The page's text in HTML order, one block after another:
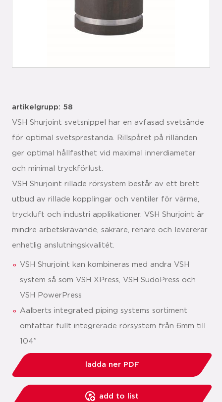
artikelgrupp: 58
VSH Shurjoint svetsnippel har en avfasad svetsände
för optimal svetsprestanda. Rillspåret på rilländen
ger optimal hållfasthet vid maximal innerdiameter
och minimal tryckförlust.
VSH Shurjoint rillade rörsystem består av ett brett
utbud av rillade kopplingar och ventiler för värme,
tryckluft och industri applikationer. VSH Shurjoint är
mindre arbetskrävande, säkrare, renare och levererar
enhetlig anslutningskvalitét.
VSH Shurjoint kan kombineras med andra VSH
system så som VSH XPress, VSH SudoPress och
VSH PowerPress
Aalberts integrated piping systems sortiment
omfattar fullt integrerade rörsystem från 6mm till
104”
ladda ner PDF
add to list